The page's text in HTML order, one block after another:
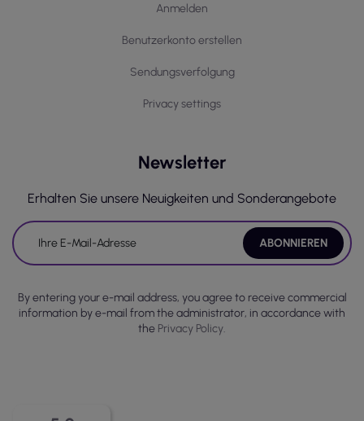
Anmelden
Benutzerkonto erstellen
Sendungsverfolgung
Privacy settings
Newsletter
Erhalten Sie unsere Neuigkeiten und Sonderangebote
By entering your e-mail address, you agree to receive commercial
information by e-mail from the administrator, in accordance with
the Privacy Policy.